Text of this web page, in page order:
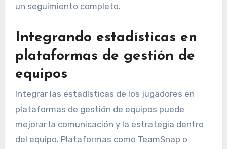
un seguimiento completo.
Integrando estadísticas en
plataformas de gestión de
equipos
Integrar las estadísticas de los jugadores en
plataformas de gestión de equipos puede
mejorar la comunicación y la estrategia dentro
del equipo. Plataformas como TeamSnap o